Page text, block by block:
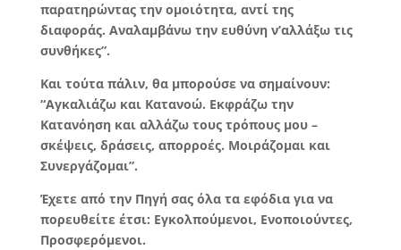
παρατηρώντας την ομοιότητα, αντί της
διαφοράς. Αναλαμβάνω την ευθύνη ν’αλλάξω τις
συνθήκες”.
Και τούτα πάλιν, θα μπορούσε να σημαίνουν:
“Αγκαλιάζω και Κατανοώ. Εκφράζω την
Κατανόηση και αλλάζω τους τρόπους μου –
σκέψεις, δράσεις, απορροές. Μοιράζομαι και
Συνεργάζομαι”.
Έχετε από την Πηγή σας όλα τα εφόδια για να
πορευθείτε έτσι: Εγκολπούμενοι, Ενοποιούντες,
Προσφερόμενοι.